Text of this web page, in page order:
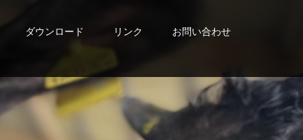
ダウンロード リンク お問い合わせ